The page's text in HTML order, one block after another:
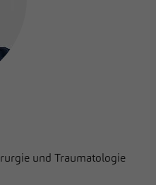
und Traumatologie